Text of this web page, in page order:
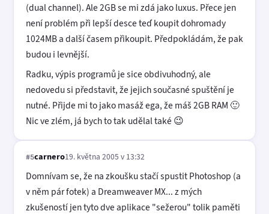
(dual channel). Ale 2GB se mi zdá jako luxus. Přece jen
není problém při lepší desce teď koupit dohromady
1024MB a další časem přikoupit. Předpokládám, že pak
budou i levnější.
Radku, výpis programů je sice obdivuhodný, ale
nedovedu si představit, že jejich současné spuštění je
nutné. Přijde mi to jako masáž ega, že máš 2GB RAM 🙂
Nic ve zlém, já bych to tak udělal také 😉
#5carnero19. května 2005 v 13:32
Domnívam se, že na zkoušku stačí spustit Photoshop (a
v něm pár fotek) a Dreamweaver MX... z mých
zkušeností jen tyto dve aplikace "sežerou" tolik paměti